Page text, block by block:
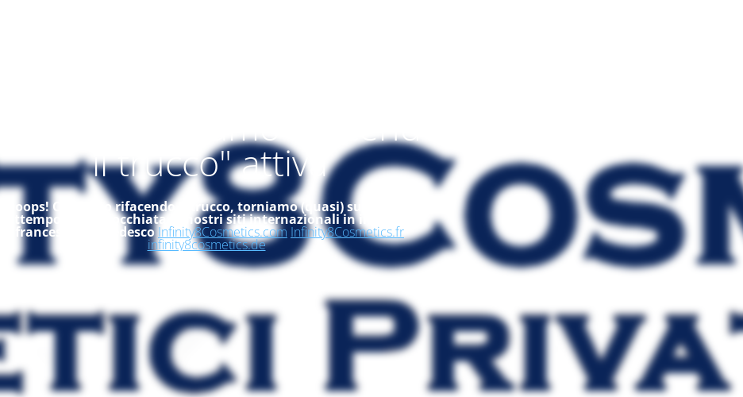
Modalità "ci stiamo rifacendo
il trucco" attiva
Ooops! Ci stiamo rifacendo il trucco, torniamo (quasi) subito, nel
frattempo, dai un'occhiata ai nostri siti internazionali in inglese, in
francese ed in tedesco Infinity8Cosmetics.com Infinity8Cosmetics.fr
infinity8cosmetics.de